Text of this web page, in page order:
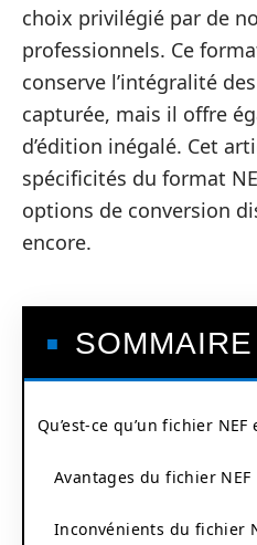
choix privilégié par de
professionnels. Ce
conserve l’intégralité
capturée, mais il offre
d’édition inégalé. Cet
spécificités du format
options de conversion
encore.
SOMMAIRE
Qu’est-ce qu’un fichier
Avantages du fichier NEF
Inconvénients du fichier